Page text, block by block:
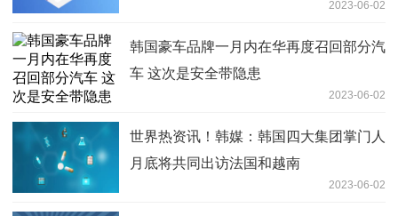
2023-06-02
韩国豪车品牌一月内在华再度召回部分汽
车 这次是安全带隐患
2023-06-02
世界热资讯！韩媒：韩国四大集团掌门人
月底将共同出访法国和越南
2023-06-02